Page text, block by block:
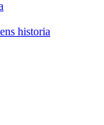
historia